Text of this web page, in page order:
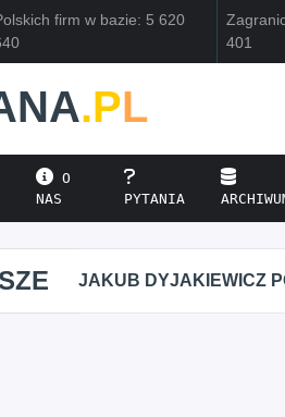
firm w bazie: 5 620
401
.PL
O
NAS
PYTANIA
JAKUB DYJAKIEWICZ